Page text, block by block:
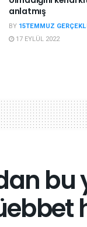
anlatmış
BY 15TEMMUZ
17 EYLÜL 2022